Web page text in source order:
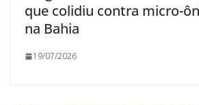
que colidiu contra micro-
na Bahia
19/07/2026